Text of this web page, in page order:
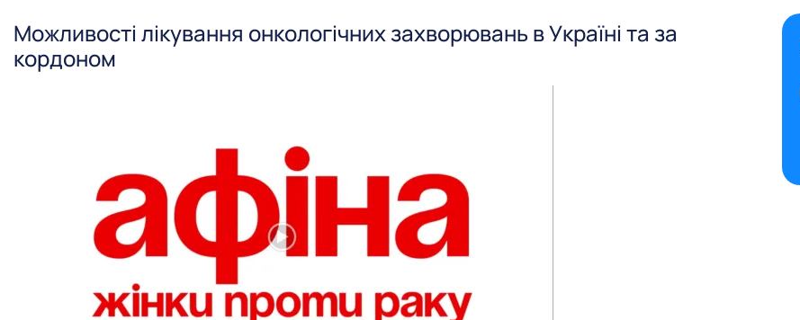
Можливості лікування онкологічних захворювань в Україні та за
кордоном